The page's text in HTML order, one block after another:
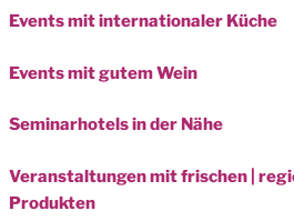
Events mit internationaler Küche
Events mit gutem Wein
Seminarhotels in der Nähe
Veranstaltungen mit frischen |
Produkten